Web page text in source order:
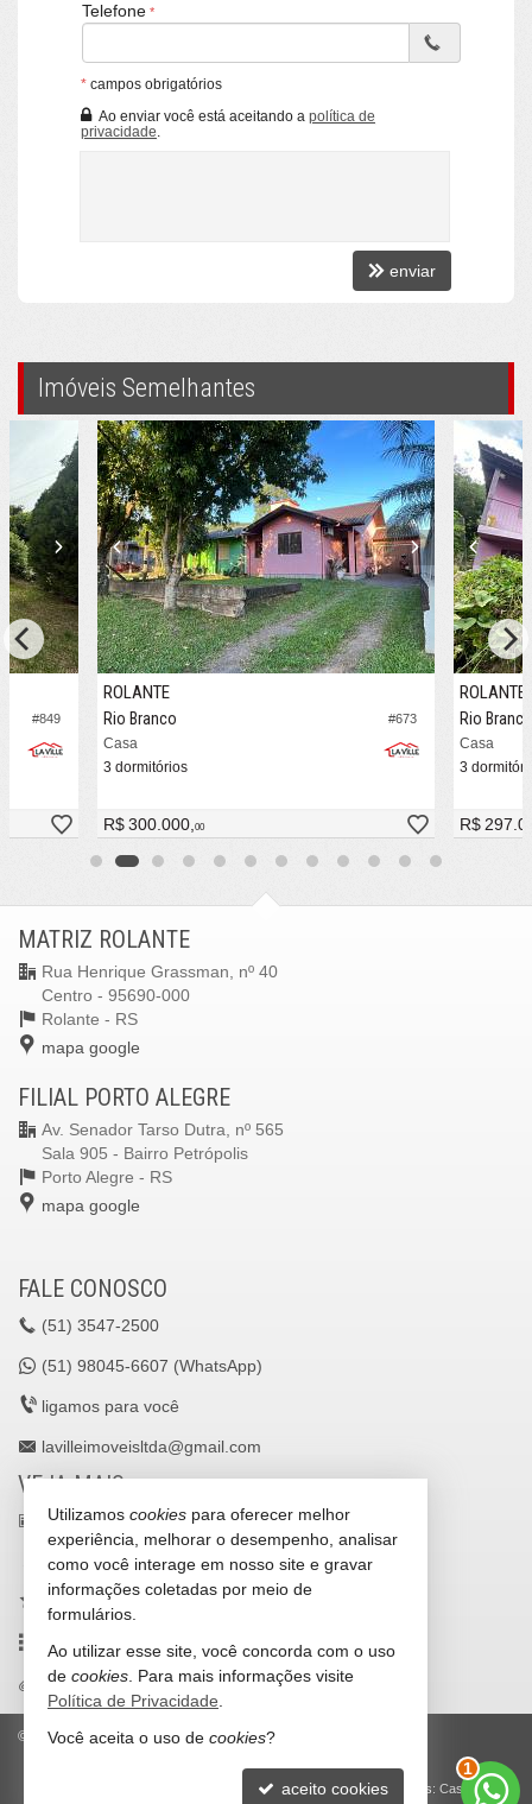
Telefone
* campos obrigatórios
Ao enviar você está aceitando a política de
privacidade
enviar
Imóveis Semelhantes
#849 #673
ROLANTE
Rio Branco
Casa
3 dormitórios
R$ 300.000, 00
ROLANTE
Rio Branco
Casa
3
R$
MATRIZ ROLANTE
Rua Henrique Grassman, nº 40
Centro - 95690-000
Rolante - RS
mapa google
FILIAL PORTO ALEGRE
Av. Senador Tarso Dutra, nº 565
Sala 905 - Bairro Petrópolis
Porto Alegre - RS
mapa google
FALE CONOSCO
(51) 3547-2500
(51) 98045-6607 (WhatsApp)
ligamos para você
lavilleimoveisltda@gmail.com
VEJA MAIS
receba nosso newsletter
cadastre seu imóvel
imóveis favoritos
mapa de imóveis
trabalhe conosco
© 2026 CRECI/RS 25036-J Política de Privacidade
Site para imobiliárias: Castel Digital
2
Utilizamos cookies para oferecer melhor
experiência, melhorar o desempenho, analisar
como você interage em nosso site e gravar
informações coletadas por meio de
formulários.
Ao utilizar esse site, você concorda com o uso
de cookies . Para mais informações visite
Política de Privacidade
Você aceita o uso de cookies?
aceito cookies